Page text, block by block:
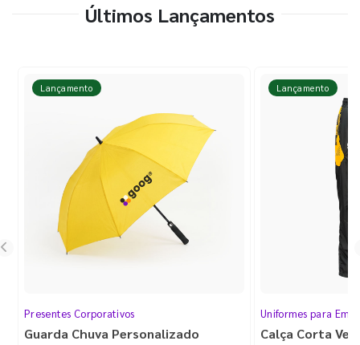
Últimos Lançamentos
Lançamento
Presentes Corporativos
Guarda Chuva Personalizado
Lançamento
Uniformes para
Calça Corta